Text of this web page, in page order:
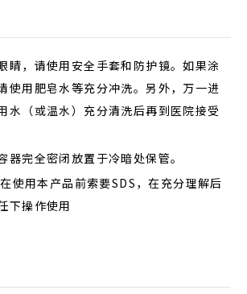
睛，请使用安全手套和防护镜。如果涂
使用肥皂水等充分冲洗。另外，万一进
水（或温水）充分清洗后再到医院接受
器完全密闭放置于冷暗处保管。
使用本产品前索要SDS，在充分理解后
下操作使用